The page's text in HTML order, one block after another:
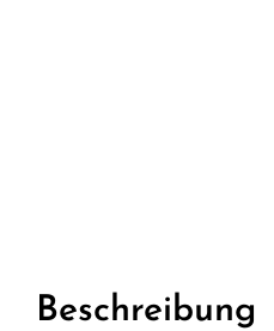
Beschreibung